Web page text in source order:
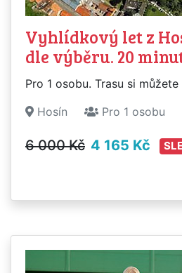
Vyhlídkový let z
dle výběru. 20
Pro 1 osobu. Trasu si
Hosín
Pro 1 osobu
6 000 Kč 4 165 Kč